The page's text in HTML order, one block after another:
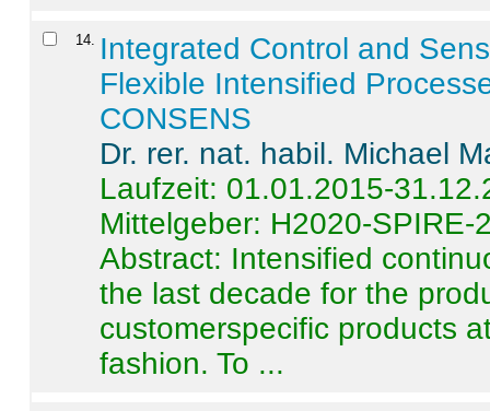
14
Integrated Control and
Flexible Intensified
CONSENS
Dr. rer. nat. habil. Michael
Laufzeit: 01.01.2015-
Mittelgeber: H2020-SPIRE-
Abstract: Intensified
the last decade for the
customerspecific products
fashion. To ...